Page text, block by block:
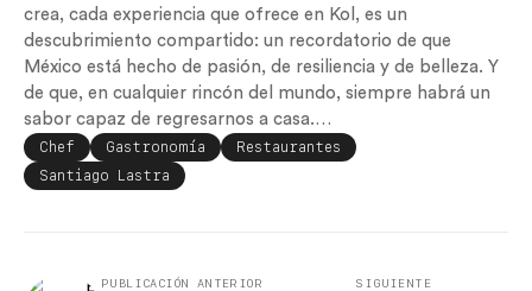
crea, cada experiencia que ofrece en Kol, es un
descubrimiento compartido: un recordatorio de que
México está hecho de pasión, de resiliencia y de belleza. Y
de que, en cualquier rincón del mundo, siempre habrá un
sabor capaz de regresarnos a casa.…
Chef Gastronomía
Restaurantes
Santiago Lastra
PUBLICACIÓN ANTERIOR
SIGUIENTE